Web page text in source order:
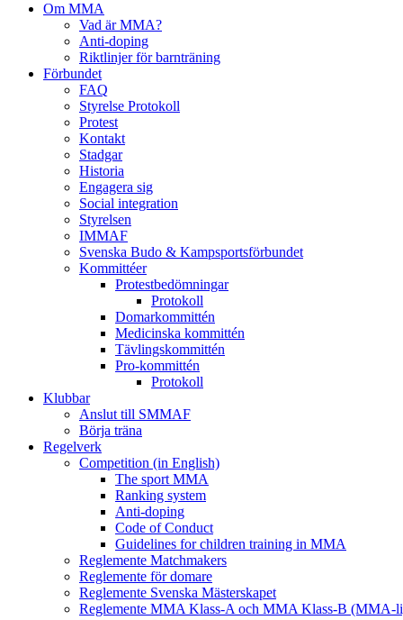
Om MMA
Vad är MMA?
Anti-doping
Riktlinjer för barnträning
Förbundet
FAQ
Styrelse Protokoll
Protest
Kontakt
Stadgar
Historia
Engagera sig
Social integration
Styrelsen
IMMAF
Svenska Budo & Kampsportsförbundet
Kommittéer
Protestbedömningar
Protokoll
Domarkommittén
Medicinska kommittén
Tävlingskommittén
Pro-kommittén
Protokoll
Klubbar
Anslut till SMMAF
Börja träna
Regelverk
Competition (in English)
The sport MMA
Ranking system
Anti-doping
Code of Conduct
Guidelines for children training in MMA
Reglemente Matchmakers
Reglemente för domare
Reglemente Svenska Mästerskapet
Reglemente MMA Klass-A och MMA Klass-B (MMA-